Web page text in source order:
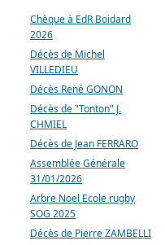
Chèque à EdR Boidard
2026
Décès de Michel
VILLEDIEU
Décès René GONON
Décès de "Tonton" J.
CHMIEL
Décès de Jean FERRARO
Assemblée Générale
31/01/2026
Arbre Noel Ecole rugby
SOG 2025
Décès de Pierre ZAMBELLI